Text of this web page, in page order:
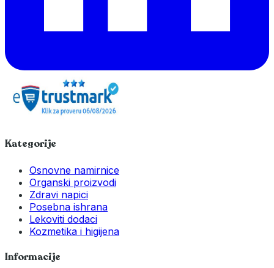
Kategorije
Osnovne namirnice
Organski proizvodi
Zdravi napici
Posebna ishrana
Lekoviti dodaci
Kozmetika i higijena
Informacije